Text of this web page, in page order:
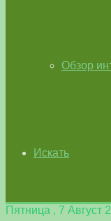
Обзор
Искать
Пятница , 7 Август